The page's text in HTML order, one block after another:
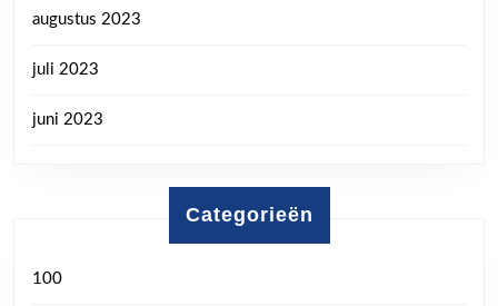
augustus 2023
juli 2023
juni 2023
Categorieën
100